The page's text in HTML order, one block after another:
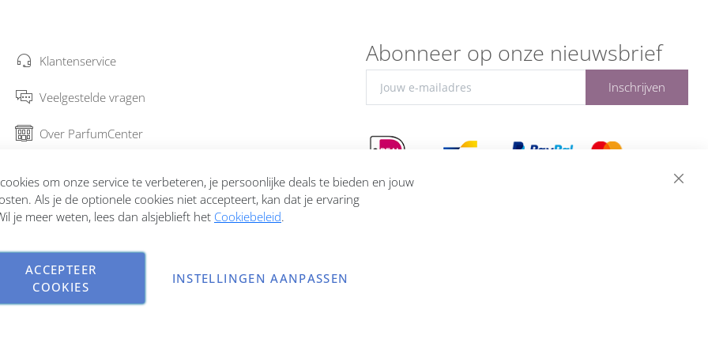
Klantenservice
Veelgestelde vragen
Over ParfumCenter
Garantie en retourneren
Abonneer op onze nieuwsbrief
Inschrijven
Copyright © 2026 ParfumCenter.nl. All rights reserved.
om onze service te verbeteren, je persoonlijke deals te bieden en jouw
Als je de optionele cookies niet accepteert, kan dat je ervaring
je meer weten, lees dan alsjeblieft het Cookiebeleid.
ACCEPTEER
COOKIES
INSTELLINGEN AANPASSEN